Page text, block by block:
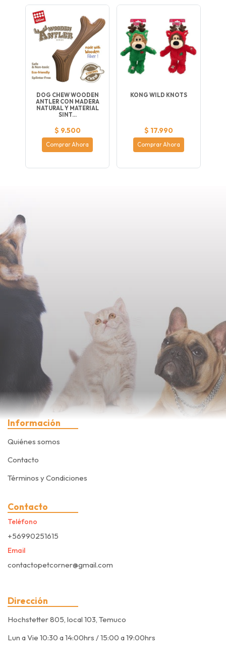
DOG CHEW WOODEN
ANTLER CON MADERA
NATURAL Y MATERIAL
SINT...
$ 9.500
Comprar Ahora
KONG WILD KNOTS
$ 17.990
Comprar Ahora
Información
Quiénes somos
Contacto
Términos y Condiciones
Contacto
Teléfono
+56990251615
Email
contactopetcorner@gmail.com
Dirección
Hochstetter 805, local 103, Temuco
Lun a Vie 10:30 a 14:00hrs / 15:00 a 19:00hrs